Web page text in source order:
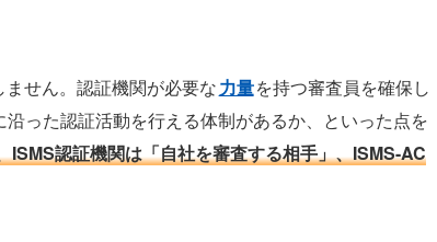
せん。認証機関が必要な力量を持つ審査員を確保し
沿った認証活動を行える体制があるか、といった点を
認証機関は「自社を審査する相手」、ISMS-AC